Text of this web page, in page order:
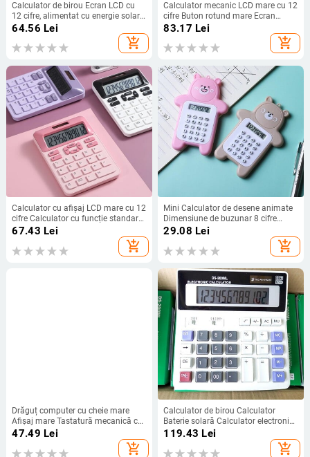
Calculator de birou Ecran LCD cu
12 cifre, alimentat cu energie solară
și cu baterii Calculator de
contabilitate gigant cu buton mare
cu fund anti-alunecare
64.56 Lei
add_shopping_cart
Calculator mecanic LCD mare cu 12
cifre Buton rotund mare Ecran
înclinat la 15° Calculator cu sursă
de alimentare dublă colorată
bomboane
83.17 Lei
add_shopping_cart
Calculator cu afișaj LCD mare cu 12
cifre Calculator cu funcție standard
cu energie solară și baterie dublă
pentru birou de birou de bază de
acasă
67.43 Lei
add_shopping_cart
Mini Calculator de desene animate
Dimensiune de buzunar 8 cifre
Afișaj portabil Kawaii Buton mic
Calcula elevi Rechizite de calcul
școlare
29.08 Lei
add_shopping_cart
Drăguț computer cu cheie mare
Afișaj mare Tastatură mecanică cu
puncte Rechizite pentru înapoi la
școală Studenți/Finanțe Papetarie
47.49 Lei
add_shopping_cart
Calculator de birou Calculator
Baterie solară Calculator electronic
electronic de putere 12 cifre Scoala
Student Office Desktop Calcul
119.43 Lei
add_shopping_cart